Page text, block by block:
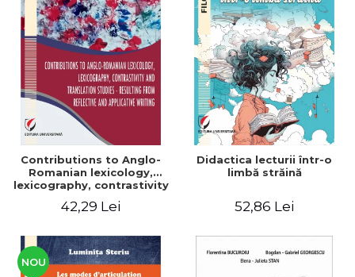
Contributions to Anglo-
Romanian lexicology,
lexicography, contrastivity
Resulting from reflective
42,29 Lei
Didactica lecturii într-o
limbă străină
52,86 Lei
NOU